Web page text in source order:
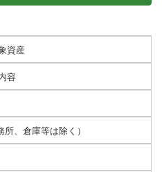
資産
容
、倉庫等は除く）